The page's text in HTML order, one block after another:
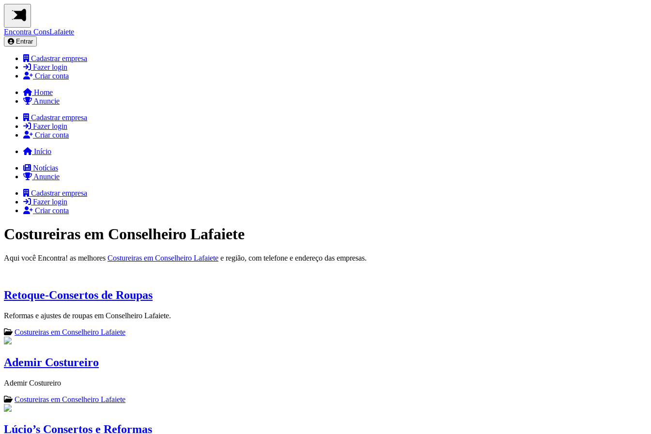
Encontra ConsLafaiete
Entrar
Cadastrar empresa
Fazer login
Criar conta
Home
Anuncie
Cadastrar empresa
Fazer login
Criar conta
Início
Notícias
Anuncie
Cadastrar empresa
Fazer login
Criar conta
Costureiras em Conselheiro Lafaiete
Aqui você Encontra! as melhores Costureiras em Conselheiro Lafaiete e região, com telefone e endereço das empresas.
Retoque-Consertos de Roupas
Reformas e ajustes de roupas em Conselheiro Lafaiete.
Costureiras em Conselheiro Lafaiete
Ademir Costureiro
Ademir Costureiro
Costureiras em Conselheiro Lafaiete
Lúcio’s Consertos e Reformas